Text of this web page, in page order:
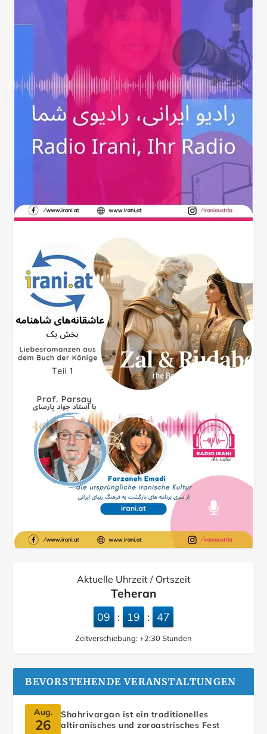
Aktuelle Uhrzeit / Ortszeit
Teheran
09 : 19 : 48
Zeitverschiebung: +2:30 Stunden
BEVORSTEHENDE VERANSTALTUNGEN
Aug.
26
Shahrivargan ist ein traditionelles
altiranisches und zoroastrisches Fest